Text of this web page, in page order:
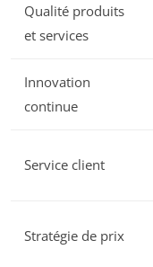
Qualité produits
et services
Innovation
continue
Service client
Stratégie de prix